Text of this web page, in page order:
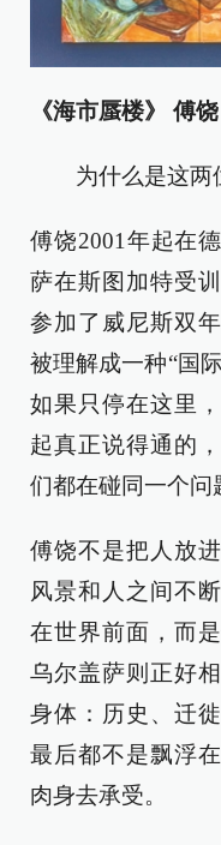
《海市蜃楼》 傅
为什么是这两
傅饶2001年起在
萨在斯图加特受
参加了威尼斯双
被理解成一种“国
如果只停在这里
起真正说得通的
们都在碰同一个问
傅饶不是把人放
风景和人之间不
在世界前面，而
乌尔盖萨则正好
身体：历史、迁
最后都不是飘浮
肉身去承受。